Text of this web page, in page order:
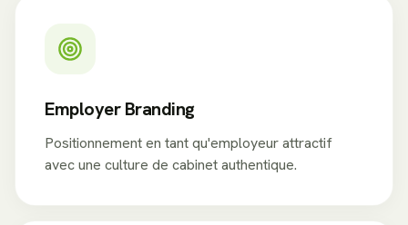
Employer Branding
Positionnement en tant qu'employeur attractif
avec une culture de cabinet authentique.